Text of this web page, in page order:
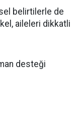
belirtilerle de
aileleri dikkatli
desteği